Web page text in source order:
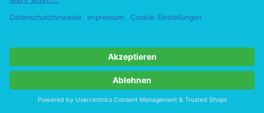
Hilfe/FAQ
Impressum
Vertrag widerrufen
Zur Desktop-Version
Copyright ©Imprint in der Bedey & Thoms Media GmbH
byOpen Publishing
Cookie-Einstellungen